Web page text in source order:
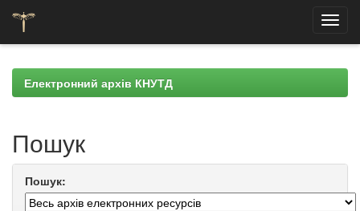
navigationЕлектронний архів КНУТД
Пошук
Пошук: